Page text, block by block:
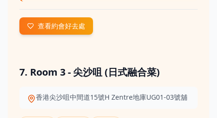
查看約會好去處
7. Room 3 - 尖沙咀 (日式融合菜)
香港尖沙咀中間道15號H Zentre地庫UG01-03號舖